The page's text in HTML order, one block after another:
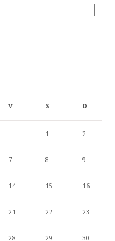
V S D
1 2
7 8 9
14 15 16
21 22 23
28 29 30